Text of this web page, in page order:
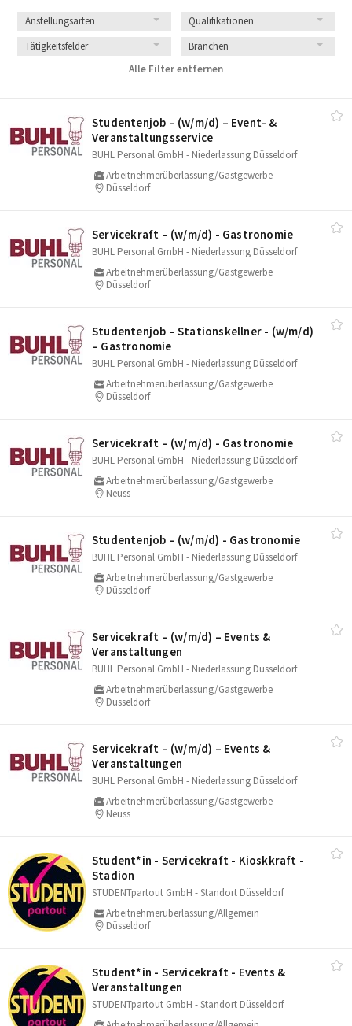
Anstellungsarten
Qualifikationen
Tätigkeitsfelder
Branchen
Alle Filter entfernen
Studentenjob – (w/​m/​d) – Event- &
Veranstaltungsservice
BUHL Personal GmbH - Niederlassung Düsseldorf
Arbeitnehmerüberlassung/Gastgewerbe
Düsseldorf
Servicekraft – (w/​m/​d) - Gastronomie
BUHL Personal GmbH - Niederlassung Düsseldorf
Arbeitnehmerüberlassung/Gastgewerbe
Düsseldorf
Studentenjob – Stationskellner - (w/​m/​d)
– Gastronomie
BUHL Personal GmbH - Niederlassung Düsseldorf
Arbeitnehmerüberlassung/Gastgewerbe
Düsseldorf
Servicekraft – (w/​m/​d) - Gastronomie
BUHL Personal GmbH - Niederlassung Düsseldorf
Arbeitnehmerüberlassung/Gastgewerbe
Neuss
Studentenjob – (w/​m/​d) - Gastronomie
BUHL Personal GmbH - Niederlassung Düsseldorf
Arbeitnehmerüberlassung/Gastgewerbe
Düsseldorf
Servicekraft – (w/​m/​d) – Events &
Veranstaltungen
BUHL Personal GmbH - Niederlassung Düsseldorf
Arbeitnehmerüberlassung/Gastgewerbe
Düsseldorf
Servicekraft – (w/​m/​d) – Events &
Veranstaltungen
BUHL Personal GmbH - Niederlassung Düsseldorf
Arbeitnehmerüberlassung/Gastgewerbe
Neuss
Student*in - Servicekraft - Kioskkraft -
Stadion
STUDENTpartout GmbH - Standort Düsseldorf
Arbeitnehmerüberlassung/Allgemein
Düsseldorf
Student*in - Servicekraft - Events &
Veranstaltungen
STUDENTpartout GmbH - Standort Düsseldorf